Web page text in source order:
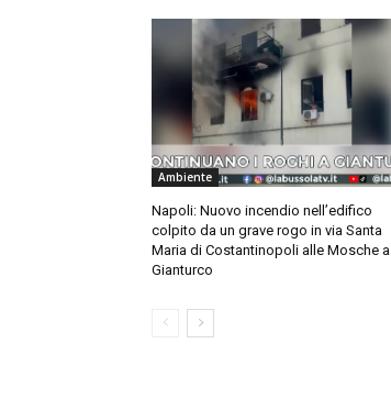
Ambiente
Napoli: Nuovo incendio nell’edifico
colpito da un grave rogo in via Santa
Maria di Costantinopoli alle Mosche a
Gianturco